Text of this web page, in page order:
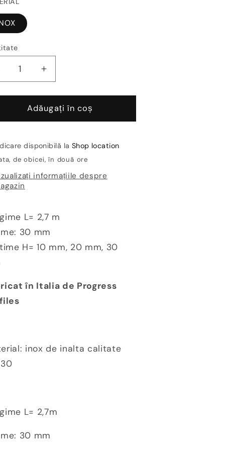
Reduceți
Prowalk
Creșteți
cantitatea
pentru
Coltar
inox
trepte
–
Prowalk
ACC
Adăugați în coș
disponibilă la Shop location
de obicei, în două ore
informațiile despre
L= 2,7 m
30 mm
H= 10 mm, 20 mm, 30
în Italia de Progress
inox de inalta calitate
L= 2,7m
30 mm